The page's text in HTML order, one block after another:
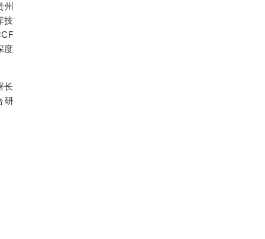
州
技
度
长
研